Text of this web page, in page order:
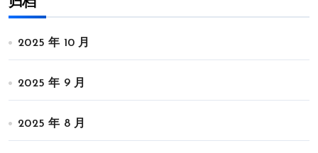
2025 年 10 月
2025 年 9 月
2025 年 8 月